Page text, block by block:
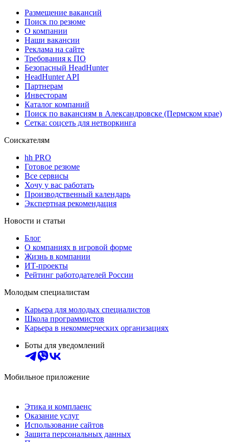
Размещение вакансий
Поиск по резюме
О компании
Наши вакансии
Реклама на сайте
Требования к ПО
Безопасный HeadHunter
HeadHunter API
Партнерам
Инвесторам
Каталог компаний
Поиск по вакансиям в Александровске (Пермском крае)
Сетка: соцсеть для нетворкинга
Соискателям
hh PRO
Готовое резюме
Все сервисы
Хочу у вас работать
Производственный календарь
Экспертная рекомендация
Новости и статьи
Блог
О компаниях в игровой форме
Жизнь в компании
ИТ-проекты
Рейтинг работодателей России
Молодым специалистам
Карьера для молодых специалистов
Школа программистов
Карьера в некоммерческих организациях
Боты для уведомлений
Мобильное приложение
Этика и комплаенс
Оказание услуг
Использование сайтов
Защита персональных данных